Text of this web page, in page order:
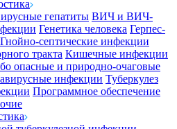
гепатиты ВИЧ и ВИЧ-
Генетика человека Герпес-
Гнойно-септические инфекции
тракта Кишечные инфекции
опасные и природно-очаговые
инфекции Туберкулез
Программное обеспечение